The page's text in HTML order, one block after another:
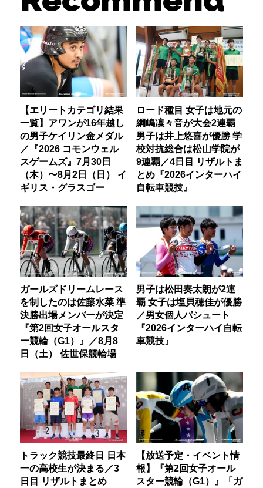
【エリートカテゴリ結果
一覧】アワンが16年越し
の男子ケイリン金メダル
／『2026 コモンウェル
スゲームズ』7月30日
（木）〜8月2日（日） イ
ギリス・グラスゴー
ロード種目 女子は地元の
綱嶋凜々音が大会2連覇
男子は井上悠喜が優勝 学
校対抗総合は松山学院が
9連覇／4日目 リザルトま
とめ『2026インターハイ
自転車競技』
ガールズドリームレース
を制したのは佐藤水菜 準
決勝出場メンバーが決定
『第2回女子オールスタ
ー競輪（G1）』／8月8
日（土） 佐世保競輪場
男子は松田奏太朗が2連
覇 女子は塩貝穂佳が優勝
／男女個人パシュート
『2026インターハイ自転
車競技』
トラック競技最終日 日本
一の高校生が決まる／3
日目 リザルトまとめ
【放送予定・イベント情
報】『第2回女子オール
スター競輪（G1）』「ガ